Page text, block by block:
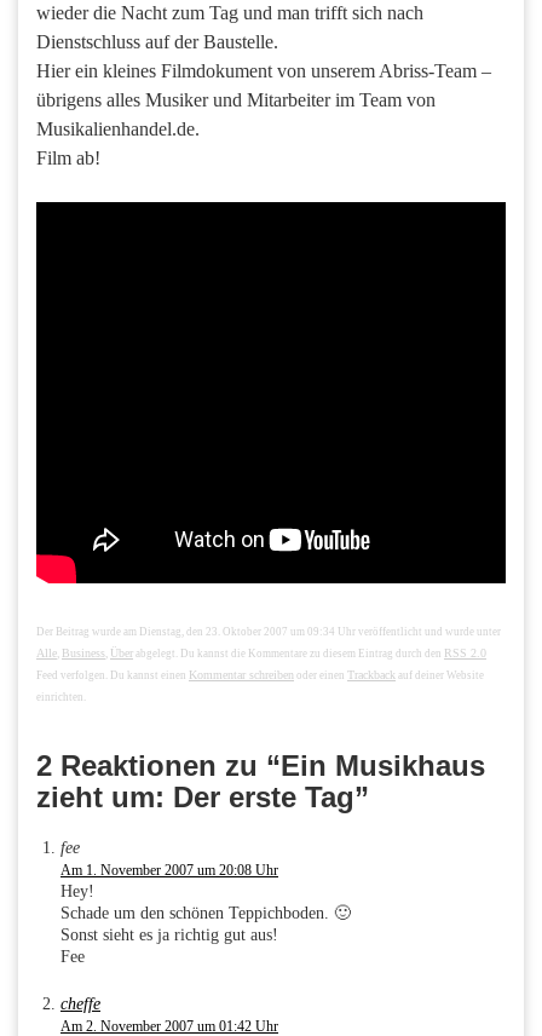
wieder die Nacht zum Tag und man trifft sich nach
Dienstschluss auf der Baustelle.
Hier ein kleines Filmdokument von unserem Abriss-Team –
übrigens alles Musiker und Mitarbeiter im Team von
Musikalienhandel.de.
Film ab!
Der Beitrag wurde am Dienstag, den 23. Oktober 2007 um 09:34 Uhr veröffentlicht und wurde unter
Alle Business Über abgelegt. Du kannst die Kommentare zu diesem Eintrag durch den RSS 2.0
Feed verfolgen. Du kannst einen Kommentar schreiben oder einen Trackback auf deiner Website
einrichten.
2 Reaktionen zu “Ein Musikhaus
zieht um: Der erste Tag”
fee
Am 1. November 2007 um 20:08 Uhr
Hey!
Schade um den schönen Teppichboden. 🙂
Sonst sieht es ja richtig gut aus!
Fee
cheffe
Am 2. November 2007 um 01:42 Uhr